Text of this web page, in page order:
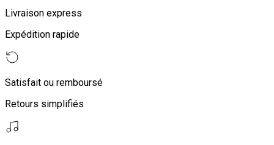
Livraison express
Expédition rapide
Satisfait ou remboursé
Retours simplifiés